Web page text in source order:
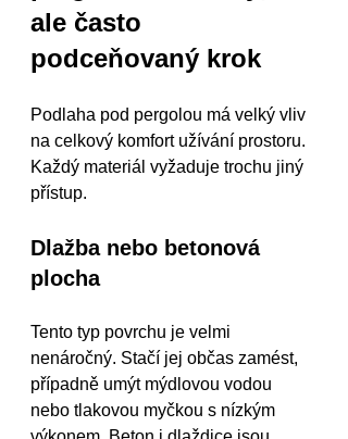
ale často
podceňovaný krok
Podlaha pod pergolou má velký vliv
na celkový komfort užívání prostoru.
Každý materiál vyžaduje trochu jiný
přístup.
Dlažba nebo betonová
plocha
Tento typ povrchu je velmi
nenáročný. Stačí jej občas zamést,
případně umýt mýdlovou vodou
nebo tlakovou myčkou s nízkým